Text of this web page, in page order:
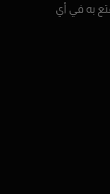
به في أي